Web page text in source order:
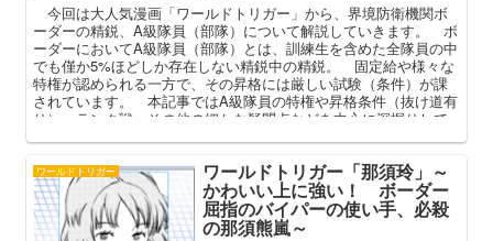
今回は大人気漫画「ワールドトリガー」から、界境防衛機関ボ
ーダーの精鋭、A級隊員（部隊）について解説していきます。 ボ
ーダーにおいてA級隊員（部隊）とは、訓練生を含めた全隊員の中
でも僅か5%ほどしか存在しない精鋭中の精鋭。 固定給や様々な
特権が認められる一方で、その昇格には厳しい試験（条件）が課
されています。 本記事ではA級隊員の特権や昇格条件（抜け道有
り）、ランク戦、その他の細かな疑問点などを中心に深掘りして
ワールドトリガー ワールドトリガー「那須玲」～
かわいい上に強い！ ボーダー
屈指のバイパーの使い手、必殺
の那須熊嵐～